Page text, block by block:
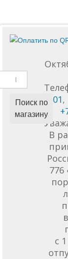
Поиск по
магазину
01,
В
776
с